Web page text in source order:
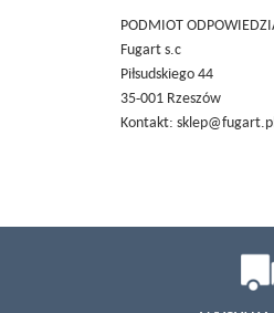
PODMIOT
Fugart s.c
Piłsudskiego 44
35-001 Rzeszów
Kontakt: